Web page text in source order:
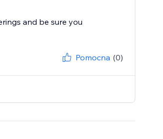
and be sure you
Pomocna (0)